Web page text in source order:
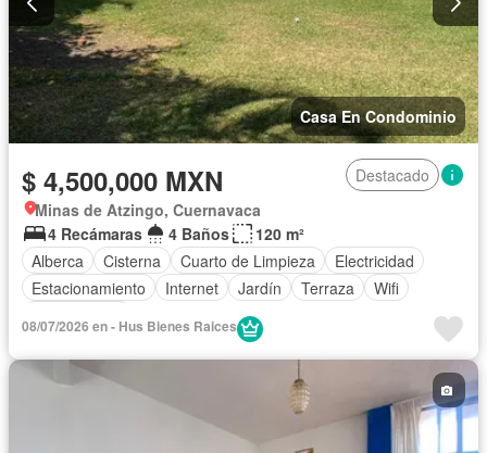
Casa En Condominio
$ 4,500,000 MXN
Destacado
Minas de Atzingo, Cuernavaca
4 Recámaras
4 Baños
120 m²
Alberca
Cisterna Cuarto de Limpieza
Electricidad
Estacionamiento
Internet Jardín Terraza
Wifi
08/07/2026 en - Hus Bienes Raices